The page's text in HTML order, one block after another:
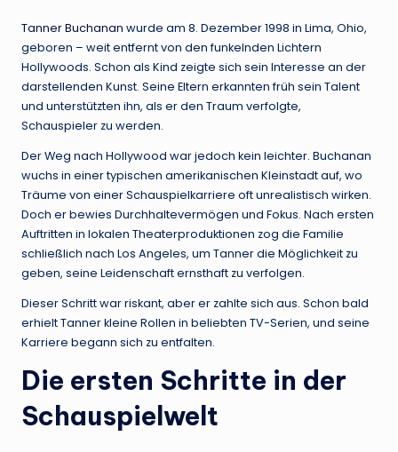
Tanner Buchanan wurde am 8. Dezember 1998 in Lima, Ohio,
geboren – weit entfernt von den funkelnden Lichtern
Hollywoods. Schon als Kind zeigte sich sein Interesse an der
darstellenden Kunst. Seine Eltern erkannten früh sein Talent
und unterstützten ihn, als er den Traum verfolgte,
Schauspieler zu werden.
Der Weg nach Hollywood war jedoch kein leichter. Buchanan
wuchs in einer typischen amerikanischen Kleinstadt auf, wo
Träume von einer Schauspielkarriere oft unrealistisch wirken.
Doch er bewies Durchhaltevermögen und Fokus. Nach ersten
Auftritten in lokalen Theaterproduktionen zog die Familie
schließlich nach Los Angeles, um Tanner die Möglichkeit zu
geben, seine Leidenschaft ernsthaft zu verfolgen.
Dieser Schritt war riskant, aber er zahlte sich aus. Schon bald
erhielt Tanner kleine Rollen in beliebten TV-Serien, und seine
Karriere begann sich zu entfalten.
Die ersten Schritte in der
Schauspielwelt